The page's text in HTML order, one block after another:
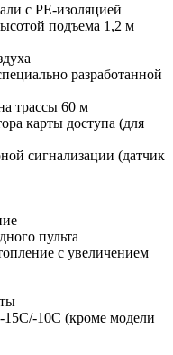
с PE-изоляцией
подъема 1,2 м
разработанной
трассы 60 м
карты доступа (для
сигнализации (датчик
пульта
с увеличением
15С/-10С (кроме модели